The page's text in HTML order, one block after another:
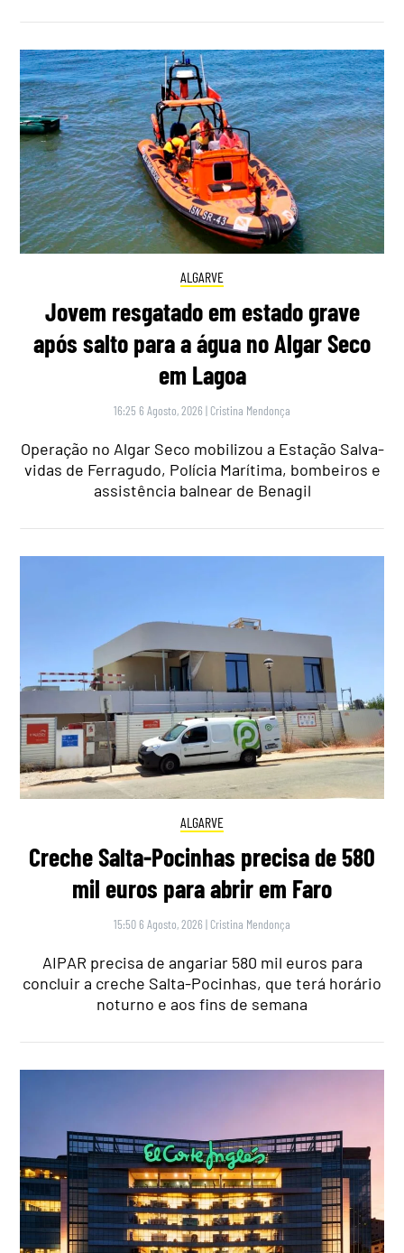
ALGARVE
Jovem resgatado em estado grave
após salto para a água no Algar Seco
em Lagoa
16:25 6 Agosto, 2026 | Cristina Mendonça
Operação no Algar Seco mobilizou a Estação Salva-
vidas de Ferragudo, Polícia Marítima, bombeiros e
assistência balnear de Benagil
ALGARVE
Creche Salta-Pocinhas precisa de 580
mil euros para abrir em Faro
15:50 6 Agosto, 2026 | Cristina Mendonça
AIPAR precisa de angariar 580 mil euros para
concluir a creche Salta-Pocinhas, que terá horário
noturno e aos fins de semana